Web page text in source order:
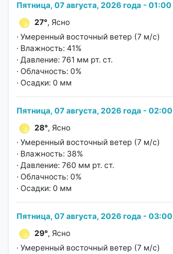
Пятница, 07 августа, 2026 года - 01:00
27°, Ясно
· Умеренный восточный ветер (7 м/с)
· Влажность: 41%
· Давление: 761 мм рт. ст.
· Облачность: 0%
· Осадки: 0 мм
Пятница, 07 августа, 2026 года - 02:00
28°, Ясно
· Умеренный восточный ветер (7 м/с)
· Влажность: 38%
· Давление: 760 мм рт. ст.
· Облачность: 0%
· Осадки: 0 мм
Пятница, 07 августа, 2026 года - 03:00
29°, Ясно
· Умеренный восточный ветер (7 м/с)